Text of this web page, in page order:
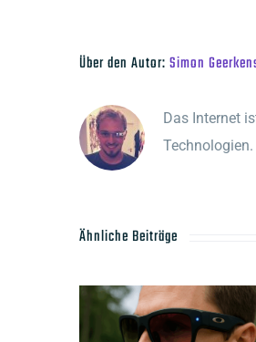
Über den Autor:Simon
Das Internet
Ähnliche Beiträge